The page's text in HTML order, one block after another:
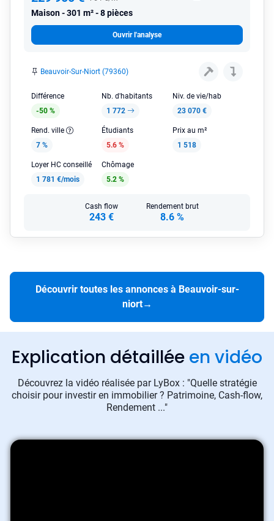
Maison 301 m² - 8 pièces
Ouvrir l'analyse
Beauvoir-Sur-Niort (79360)
Différence
-50 %
Nb. d'habitants
1 772
Niv. de vie/hab
23 070 €
Rend. ville
7 %
Étudiants
5.6 %
Prix au m²
1 518
Loyer HC conseillé
1 781 €/mois
Chômage
5.2 %
Cash flow
243 €
Rendement brut
8.6 %
Découvrir toutes les annonces à Beauvoir-sur-
niort→
Explication détaillée en vidéo
Découvrez la vidéo réalisée par LyBox : "Quelle stratégie
choisir pour investir en immobilier ? Patrimoine, Cash-flow,
Rendement ..."